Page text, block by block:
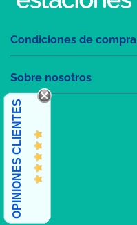
Condiciones de compra
Sobre nosotros
OPINIONES CLIENTES